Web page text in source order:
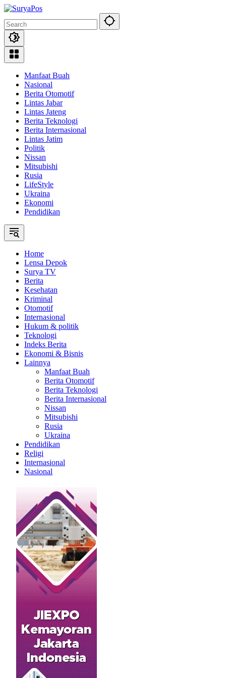
Skip
content
Manfaat Buah
Nasional
Berita Otomotif
Lintas Jabar
Lintas Jateng
Berita Teknologi
Berita Internasional
Lintas Jatim
Politik
Nissan
Mitsubishi
Rusia
LifeStyle
Ukraina
Ekonomi
Pendidikan
Home
Lensa Depok
Surya TV
Berita
Kesehatan
Kriminal
Otomotif
Internasional
Hukum & politik
Teknologi
Indeks Berita
Ekonomi & Bisnis
Lainnya
Manfaat Buah
Berita Otomotif
Berita Teknologi
Berita Internasional
Nissan
Mitsubishi
Rusia
Ukraina
Pendidikan
Religi
Internasional
Nasional